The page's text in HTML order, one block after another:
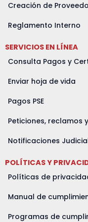
Creación de
Reglamento Interno
SERVICIOS EN LÍNEA
Consulta Pagos y
Enviar hoja de vida
Pagos PSE
Peticiones, reclamos
Notificaciones
POLÍTICAS Y
Políticas de
Manual de
Programas de